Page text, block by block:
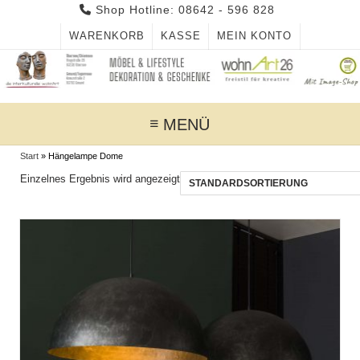
Shop Hotline: 08642 - 596 828
WARENKORB KASSE MEIN KONTO
MENÜ
Start » Hängelampe Dome
Einzelnes Ergebnis wird angezeigt